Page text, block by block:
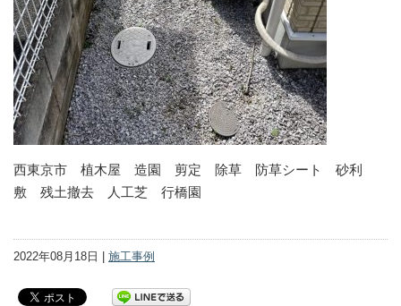
西東京市 植木屋 造園 剪定 除草 防草シート 砂利
敷 残土撤去 人工芝 行橋園
2022年08月18日 | 施工事例